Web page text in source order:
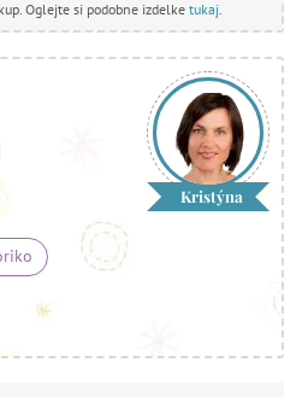
Oglejte si podobne izdelke tukaj
Kristýna